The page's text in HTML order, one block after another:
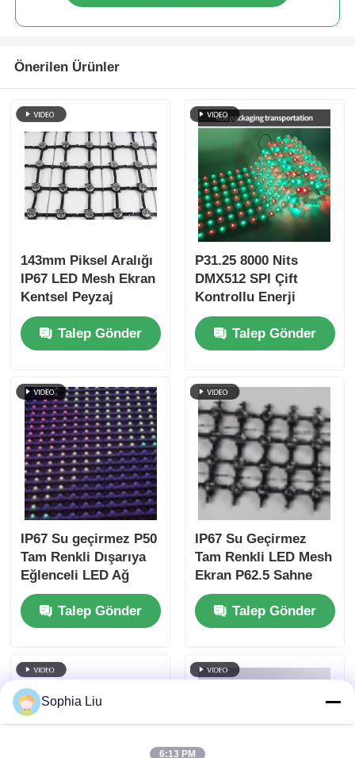
Önerilen Ürünler
143mm Piksel Aralığı
IP67 LED Mesh Ekran
Kentsel Peyzaj
Yaratıcı Projeler için
Ultra Hafif Dış Mekan
Büyük Ekran
Talep Gönder
P31.25 8000 Nits
DMX512 SPI Çift
Kontrollu Enerji
Tasarrufu Düşük
Güçlü Dış LED Mesh
Ekranı
Talep Gönder
IP67 Su geçirmez P50
Tam Renkli Dışarıya
Eğlenceli LED Ağ
Perde Ekranı Bina
CephesiTalep Gönder
IP67 Su Geçirmez
Tam Renkli LED Mesh
Ekran P62.5 Sahne
Tasarımı ve Bina
Dekorasyonu için Dış
Mekan Esnek Örgü
Talep Gönder
Sophia Liu
6:13 PM